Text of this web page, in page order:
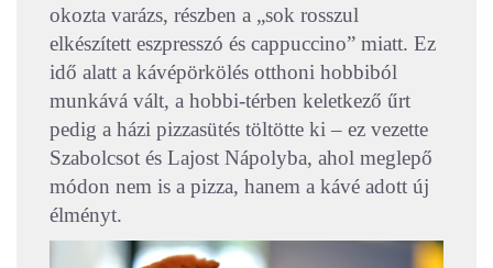
okozta varázs, részben a „sok rosszul
elkészített eszpresszó és cappuccino” miatt. Ez
idő alatt a kávépörkölés otthoni hobbiból
munkává vált, a hobbi-térben keletkező űrt
pedig a házi pizzasütés töltötte ki – ez vezette
Szabolcsot és Lajost Nápolyba, ahol meglepő
módon nem is a pizza, hanem a kávé adott új
élményt.